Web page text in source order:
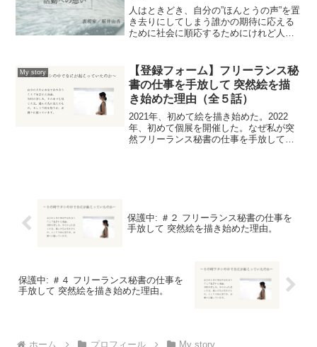
人はときどき、自分の”ほんとうの声”を置
き去りにしてしまう誰かの期待に応える
ために社会に順応するためにけれど人は
っている自分と向き合うことでしか辿り
着けない世界がある自...
My story
【登録フォーム】フリーランス秘
書の仕事を手放して 突然絵を描
き始めた理由（全５話）
2021年、初めて絵を描き始めた。2022
年、初めて個展を開催した。なぜ私が突
然フリーランス秘書の仕事を手放して突
保護中: ＃２ フリーランス秘書の仕事を
手放して 突然絵を描き始めた理由。
保護中: ＃４ フリーランス秘書の仕事を
手放して 突然絵を描き始めた理由。
ホーム プロフィール My story